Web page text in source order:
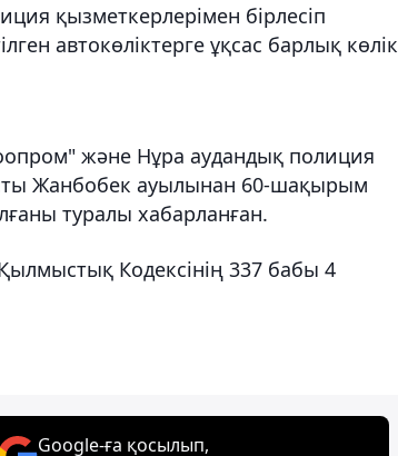
қызметкерлерімен бірлесіп
автокөліктерге ұқсас барлық көлік
және Нұра аудандық полиция
Жанбобек ауылынан 60-шақырым
туралы хабарланған.
Кодексінің 337 бабы 4
Google-ға қосылып,